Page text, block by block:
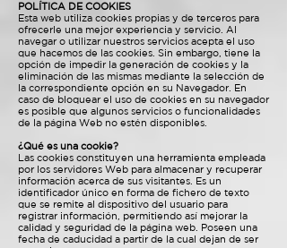
POLÍTICA DE COOKIES
Esta web utiliza cookies propias y de terceros para
ofrecerle una mejor experiencia y servicio. Al
navegar o utilizar nuestros servicios acepta el uso
que hacemos de las cookies. Sin embargo, tiene la
opción de impedir la generación de cookies y la
eliminación de las mismas mediante la selección de
la correspondiente opción en su Navegador. En
caso de bloquear el uso de cookies en su navegador
es posible que algunos servicios o funcionalidades
de la página Web no estén disponibles.
¿Qué es una cookie?
Las cookies constituyen una herramienta empleada
por los servidores Web para almacenar y recuperar
información acerca de sus visitantes. Es un
identificador único en forma de fichero de texto
que se remite al dispositivo del usuario para
registrar información, permitiendo así mejorar la
calidad y seguridad de la página web. Poseen una
fecha de caducidad a partir de la cual dejan de ser